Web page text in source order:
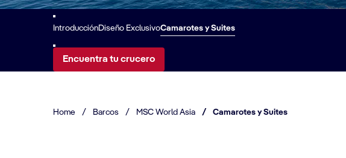
IntroducciónDiseño ExclusivoCamarotes y Suites
Encuentra tu crucero
Home / Barcos / MSC World Asia / Camarotes y Suites